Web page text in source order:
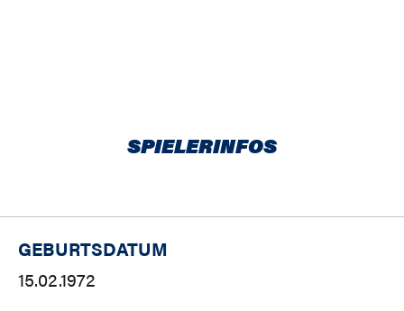
SPIELERINFOS
GEBURTSDATUM
15.02.1972